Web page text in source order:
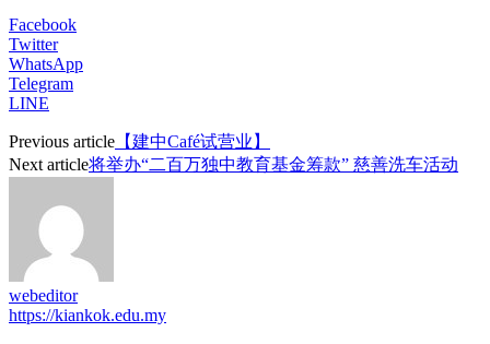
Facebook
Twitter
WhatsApp
Telegram
LINE
Previous article 【建中Café试营业】
Next article将举办“二百万独中教育基金筹款” 慈善洗车活动
webeditor
https://kiankok.edu.my